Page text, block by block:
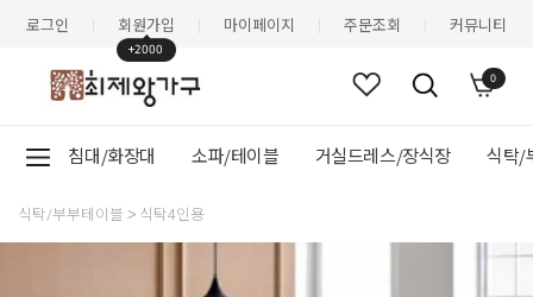
로그인 회원가입
+2000
마이페이지 주문조회 커뮤니티
0
침대/화장대 소파/테이블 거실드레스/장식장 식탁/
식탁/부부테이블 식탁4인용